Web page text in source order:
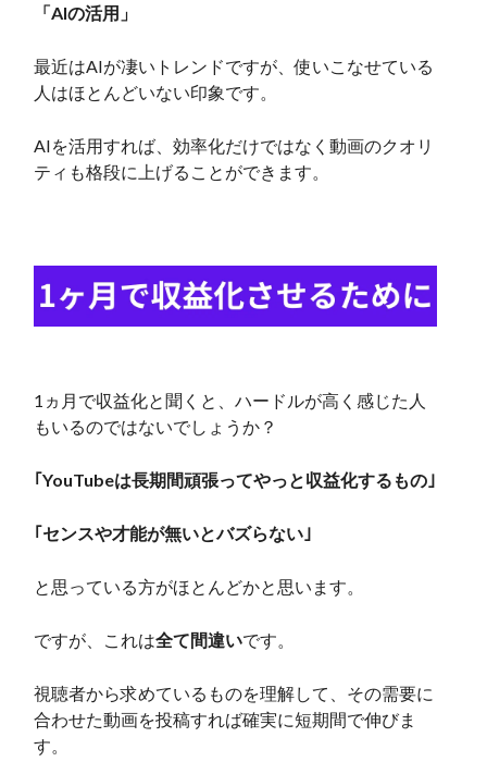
「AIの活用」
最近はAIが凄いトレンドですが、使いこなせている
人はほとんどいない印象です。
AIを活用すれば、効率化だけではなく動画のクオリ
ティも格段に上げることができます。
1ヵ月で収益化と聞くと、ハードルが高く感じた人
もいるのではないでしょうか？
｢YouTubeは長期間頑張ってやっと収益化するもの｣
｢センスや才能が無いとバズらない｣
と思っている方がほとんどかと思います。
ですが、これは全て間違いです。
視聴者から求めているものを理解して、その需要に
合わせた動画を投稿すれば確実に短期間で伸びま
す。